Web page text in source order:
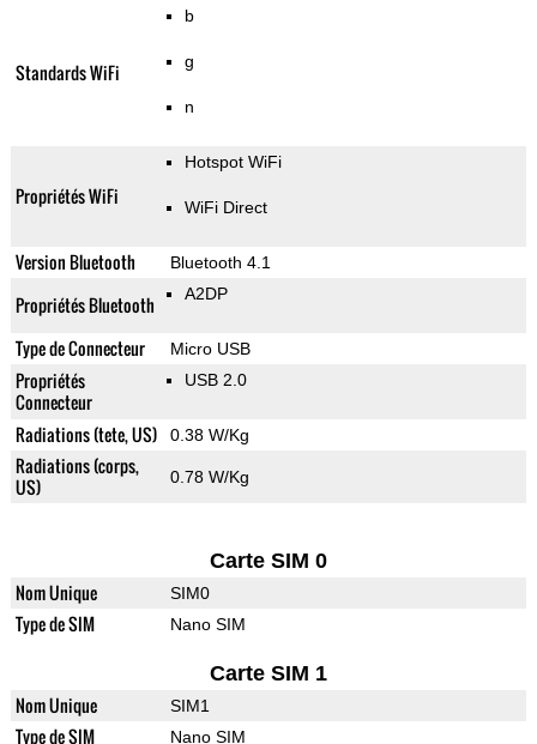
Standards WiFi
b
g
n
Propriétés WiFi
Hotspot WiFi
WiFi Direct
Version Bluetooth Bluetooth 4.1
Propriétés Bluetooth A2DP
Type de Connecteur Micro USB
Propriétés
Connecteur
USB 2.0
Radiations (tete, US) 0.38 W/Kg
Radiations (corps,
US)
0.78 W/Kg
Carte SIM 0
Nom Unique SIM0
Type de SIM Nano SIM
Carte SIM 1
Nom Unique SIM1
Type de SIM Nano SIM